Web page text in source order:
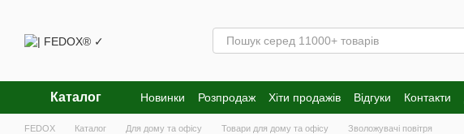
Каталог Новинки Розпродаж Хіти продажів Відгуки Контакти
FEDOX Каталог Для дому та офісу Товари для дому та офісу Зволожувачі повітря